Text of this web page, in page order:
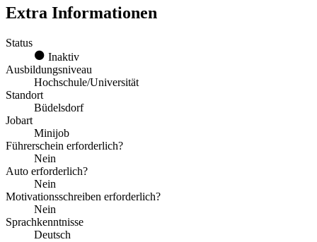
Extra Informationen
Status
Inaktiv
Ausbildungsniveau
Hochschule/Universität
Standort
Büdelsdorf
Jobart
Minijob
Führerschein erforderlich?
Nein
Auto erforderlich?
Nein
Motivationsschreiben erforderlich?
Nein
Sprachkenntnisse
Deutsch